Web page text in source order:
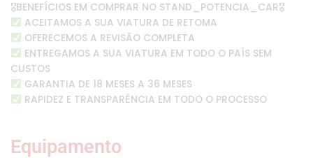
🎖BENEFÍCIOS EM COMPRAR NO STAND_POTENCIA_CAR🎖
ACEITAMOS A SUA VIATURA DE RETOMA
OFERECEMOS A REVISÃO COMPLETA
ENTREGAMOS A SUA VIATURA EM TODO O PAÍS SEM
CUSTOS
GARANTIA DE 18 MESES A 36 MESES
RAPIDEZ E TRANSPARÊNCIA EM TODO O PROCESSO
Equipamento